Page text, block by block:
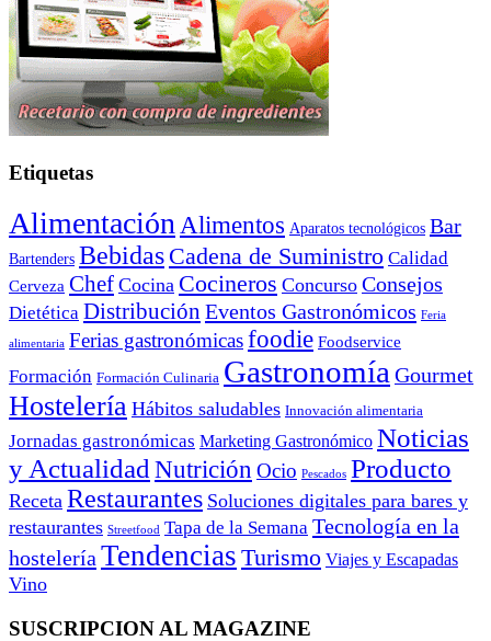
Etiquetas
Alimentación Alimentos Aparatos tecnológicos Bar
Bartenders Bebidas Cadena de Suministro Calidad
Cerveza Chef Cocina Cocineros Concurso Consejos
Dietética Distribución Eventos Gastronómicos Feria
alimentaria Ferias gastronómicasfoodie Foodservice
Formación Formación Culinaria Gastronomía Gourmet
Hostelería Hábitos saludables Innovación alimentaria
Jornadas gastronómicas Marketing Gastronómico Noticias
y Actualidad Nutrición Ocio Pescados Producto
Receta Restaurantes Soluciones digitales para bares y
restaurantes Streetfood Tapa de la Semana Tecnología en la
hostelería Tendencias Turismo Viajes y Escapadas
Vino
SUSCRIPCION AL MAGAZINE